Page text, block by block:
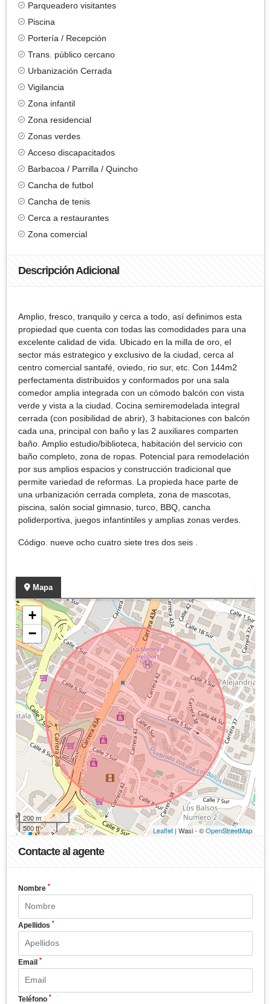
Parqueadero visitantes
Piscina
Portería / Recepción
Trans. público cercano
Urbanización Cerrada
Vigilancia
Zona infantil
Zona residencial
Zonas verdes
Acceso discapacitados
Barbacoa / Parrilla / Quincho
Cancha de futbol
Cancha de tenis
Cerca a restaurantes
Zona comercial
Descripción Adicional
Amplio, fresco, tranquilo y cerca a todo, así definimos esta
propiedad que cuenta con todas las comodidades para una
excelente calidad de vida. Ubicado en la milla de oro, el
sector más estrategico y exclusivo de la ciudad, cerca al
centro comercial santafé, oviedo, rio sur, etc. Con 144m2
perfectamenta distribuidos y conformados por una sala
comedor amplia integrada con un cómodo balcón con vista
verde y vista a la ciudad. Cocina semiremodelada integral
cerrada (con posibilidad de abrir), 3 habitaciones con balcón
cada una, principal con baño y las 2 auxiliares comparten
baño. Amplio estudio/biblioteca, habitación del servicio con
baño completo, zona de ropas. Potencial para remodelación
por sus amplios espacios y construcción tradicional que
permite variedad de reformas. La propieda hace parte de
una urbanización cerrada completa, zona de mascotas,
piscina, salón social gimnasio, turco, BBQ, cancha
poliderportiva, juegos infantintiles y amplias zonas verdes.
Código. nueve ocho cuatro siete tres dos seis .
Mapa
+
−
200 m
500 ft
Leaflet| Wasi - ©OpenStreetMap
Contacte al agente
Nombre *
Apellidos *
Email *
Teléfono *